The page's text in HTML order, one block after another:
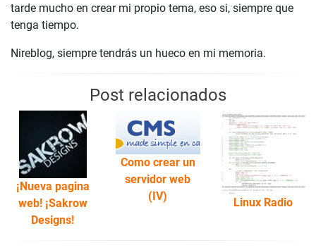
tarde mucho en crear mi propio tema, eso si, siempre que
tenga tiempo.
Nireblog, siempre tendrás un hueco en mi memoria.
Post relacionados
¡Nueva pagina
web! ¡Sakrow
Designs!
Como crear un
servidor web
(IV)
Linux Radio